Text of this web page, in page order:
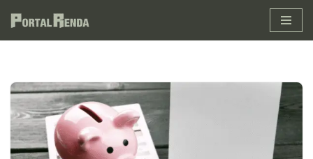
conteúdo